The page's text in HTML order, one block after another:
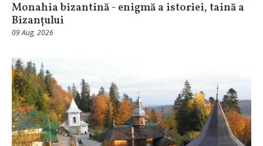
Monahia bizantină - enigmă a istoriei, taină a
Bizanțului
09 Aug, 2026